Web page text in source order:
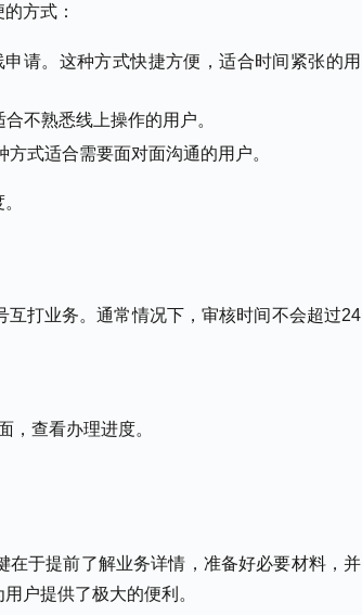
方式：
请。这种方式快捷方便，适合时间紧张的用
不熟悉线上操作的用户。
式适合需要面对面沟通的用户。
打业务。通常情况下，审核时间不会超过24
，查看办理进度。
于提前了解业务详情，准备好必要材料，并
户提供了极大的便利。